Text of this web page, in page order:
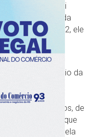
respiram vai
do modo de vida
de 2012, ele
Aghori Nath
em Santo Antônio da
nos formatos
pessoas por
18 e 70 anos, de
meus alunos que
e soltar o ar pela